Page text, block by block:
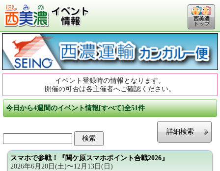
西美濃
トップ
イベント登録時の情報となります。
開催の可否は各主催者へご確認ください。
今日から4週間のイベント情報[すべて]全51件
詳細検索
スマホで参戦！『関ケ原スマホポイント合戦2026』
2026年6月20日(土)〜12月13日(日)